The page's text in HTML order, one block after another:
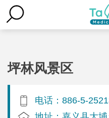
坪林风景区
电话：886-5-